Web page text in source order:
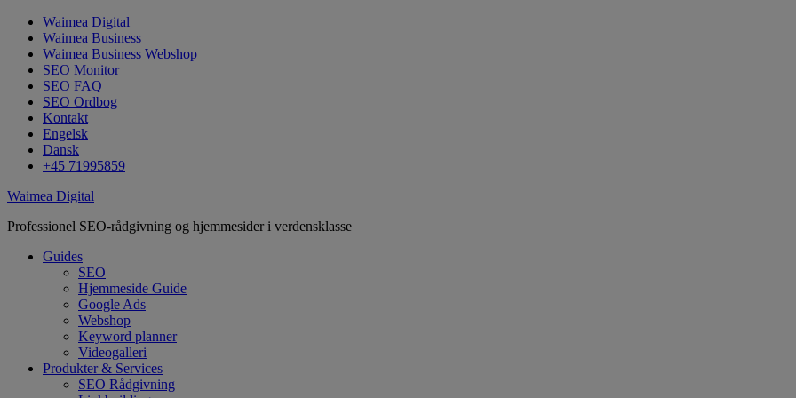
Waimea Digital
Waimea Business
Waimea Business Webshop
SEO Monitor
SEO FAQ
SEO Ordbog
Kontakt
Engelsk
Dansk
+45 71995859
Waimea Digital
Professionel SEO-rådgivning og hjemmesider i verdensklasse
Guides
SEO
Hjemmeside Guide
Google Ads
Webshop
Keyword planner
Videogalleri
Produkter & Services
SEO Rådgivning